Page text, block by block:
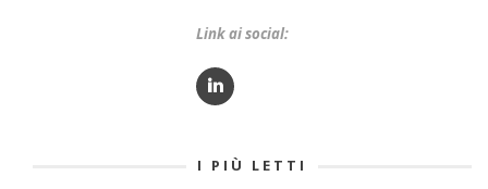
Link ai social:
I PIÙ LETTI